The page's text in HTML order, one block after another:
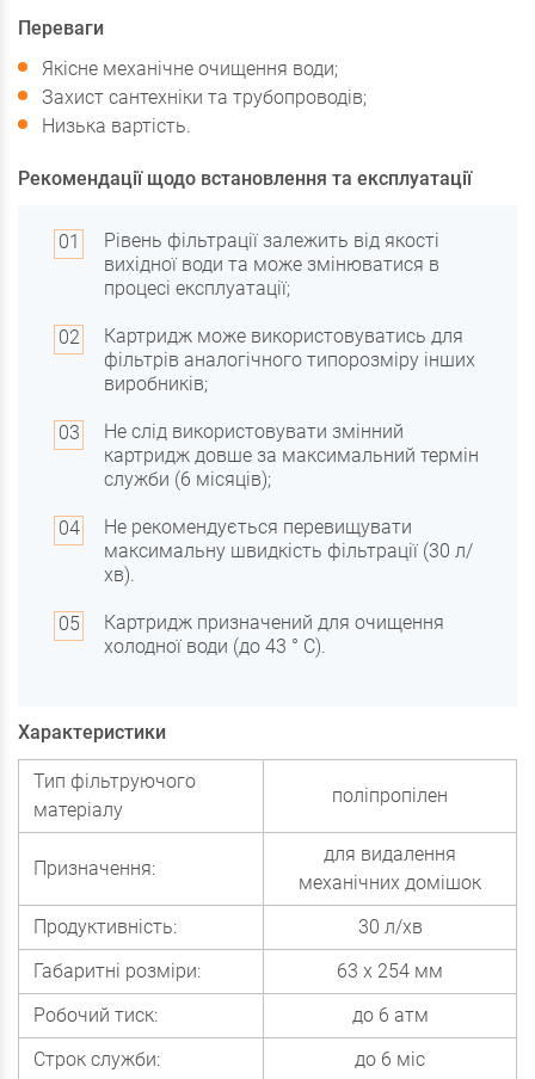
Переваги
Якісне механічне очищення води;
Захист сантехніки та трубопроводів;
Низька вартість.
Рекомендації щодо встановлення та експлуатації
Рівень фільтрації залежить від якості
вихідної води та може змінюватися в
процесі експлуатації;
Картридж може використовуватись для
фільтрів аналогічного типорозміру інших
виробників;
Не слід використовувати змінний
картридж довше за максимальний термін
служби (6 місяців);
Не рекомендується перевищувати
максимальну швидкість фільтрації (30 л/
хв).
Картридж призначений для очищення
холодної води (до 43 ° С).
Характеристики
Тип фільтруючого
матеріалу
поліпропілен
Призначення:
для видалення
механічних домішок
Продуктивність:
30 л/хв
Габаритні розміри:
63 х 254 мм
Робочий тиск:
до 6 атм
Строк служби:
до 6 міс